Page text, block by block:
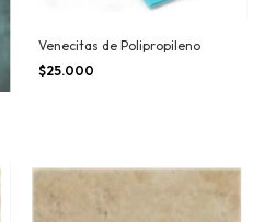
Venecitas de Polipropileno
$25.000